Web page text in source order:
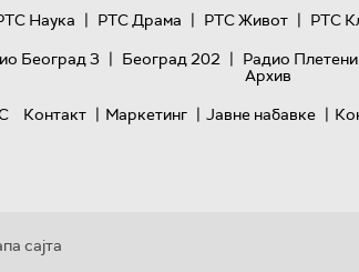
Наука | РТС Драма | РТС Живот | РТС
Београд 3 | Београд 202 | Радио
Архив
Контакт | Маркетинг | Јавне набавке |
сајта